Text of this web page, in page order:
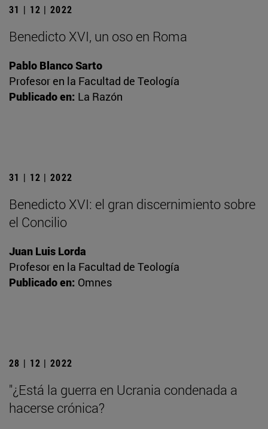
31 | 12 | 2022
Benedicto XVI, un oso en Roma
Pablo Blanco Sarto
Profesor en la Facultad de Teología
Publicado en: La Razón
31 | 12 | 2022
Benedicto XVI: el gran discernimiento sobre
el Concilio
Juan Luis Lorda
Profesor en la Facultad de Teología
Publicado en: Omnes
28 | 12 | 2022
"¿Está la guerra en Ucrania condenada a
hacerse crónica?